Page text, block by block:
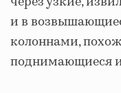
и в
колоннами,
поднимающиеся